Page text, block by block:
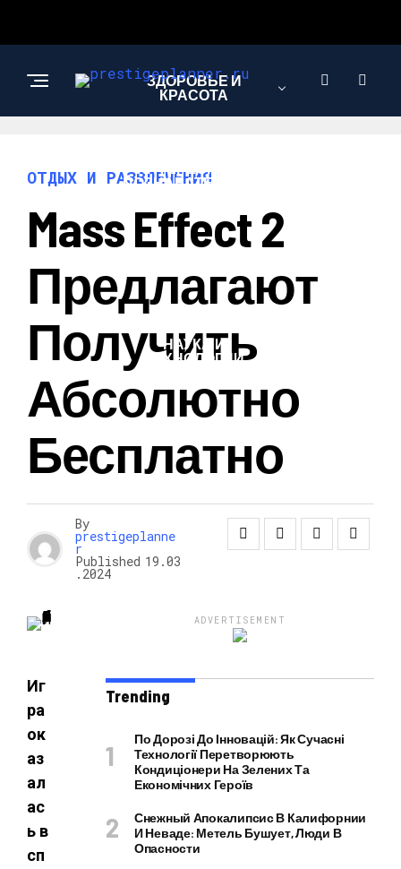
ЗДОРОВЬЕ И
КРАСОТА
ИНТЕРЕСНОЕ И
ПОЗНАВАТЕЛЬНОЕ
НАУКА И
ТЕХНОЛОГИИ
ОТДЫХ И РАЗВЛЕЧЕНИЯ
Mass Effect 2
Предлагают
Получить
Абсолютно
Бесплатно
By
prestigeplanne
r
Published 19.03
.2024
Иг
ра
ок
аз
ал
ас
ь в
сп
ADVERTISEMENT
Trending
По Дорозі До Інновацій: Як Сучасні
Технології Перетворюють
Кондиціонери На Зелених Та
Економічних Героїв
Снежный Апокалипсис В Калифорнии
И Неваде: Метель Бушует, Люди В
Опасности